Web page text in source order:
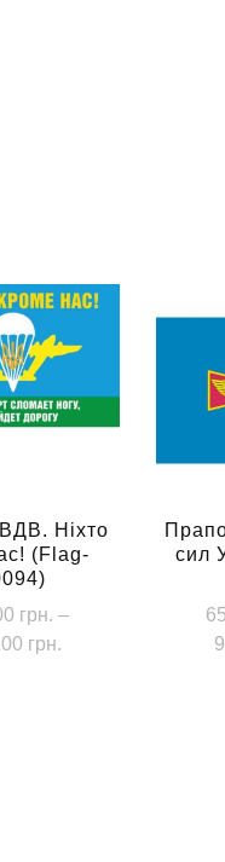
Ніхто
(Flag-
грн. –
грн.
сил